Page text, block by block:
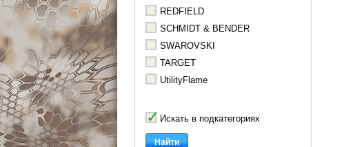
REDFIELD
SCHMIDT & BENDER
SWAROVSKI
TARGET
UtilityFlame
Искать в подкатегориях